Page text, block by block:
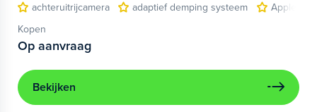
achteruitrijcamera
adaptief demping systeem
Apple
Kopen
Op aanvraag
Bekijken